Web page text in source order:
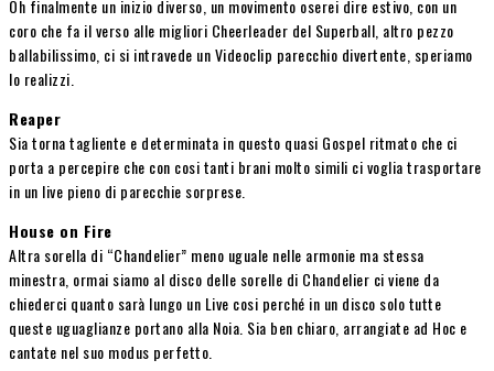
Oh finalmente un inizio diverso, un movimento oserei dire estivo, con un
coro che fa il verso alle migliori Cheerleader del Superball, altro pezzo
ballabilissimo, ci si intravede un Videoclip parecchio divertente, speriamo
lo realizzi.
Reaper
Sia torna tagliente e determinata in questo quasi Gospel ritmato che ci
porta a percepire che con cosi tanti brani molto simili ci voglia trasportare
in un live pieno di parecchie sorprese.
House on Fire
Altra sorella di “Chandelier” meno uguale nelle armonie ma stessa
minestra, ormai siamo al disco delle sorelle di Chandelier ci viene da
chiederci quanto sarà lungo un Live cosi perché in un disco solo tutte
queste uguaglianze portano alla Noia. Sia ben chiaro, arrangiate ad Hoc e
cantate nel suo modus perfetto.